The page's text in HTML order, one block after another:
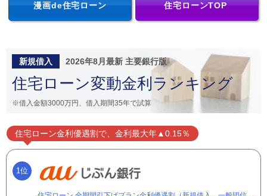
漫画de住宅ローン 住宅ローンTOP
新規借入 2026年8月最新 主要銀行版
住宅ローン変動金利ランキング
※借入金額3000万円、借入期間35年で試算
住宅ローン金利優遇割で、金利最大年▲0.15％
1位